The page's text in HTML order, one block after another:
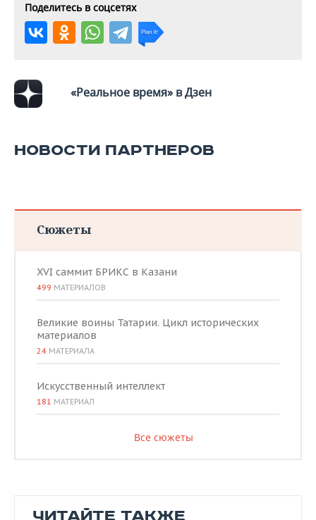
Поделитесь в соцсетях
«Реальное время» в Дзен
НОВОСТИ ПАРТНЕРОВ
Сюжеты
XVI саммит БРИКС в Казани
499 МАТЕРИАЛОВ
Великие воины Татарии. Цикл исторических
материалов
24 МАТЕРИАЛА
Искусственный интеллект
181 МАТЕРИАЛ
Все сюжеты